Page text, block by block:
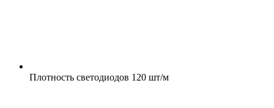
Плотность светодиодов 120 шт/м